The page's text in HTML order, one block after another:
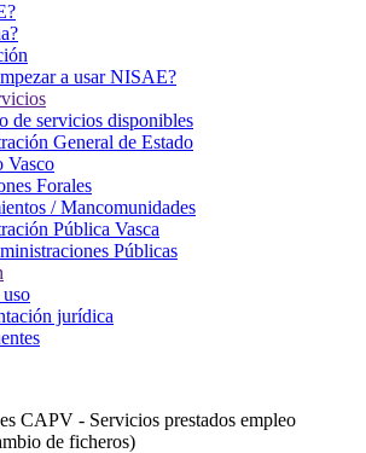
a usar NISAE?
de servicios disponibles
General de Estado
Vasco
Forales
/ Mancomunidades
Pública Vasca
Públicas
jurídica
CAPV - Servicios prestados empleo
de ficheros)